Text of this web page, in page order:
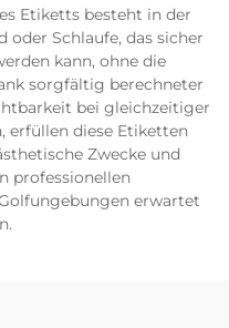
Etiketts besteht in der
oder Schlaufe, das sicher
kann, ohne die
sorgfältig berechneter
bei gleichzeitiger
erfüllen diese Etiketten
Zwecke und
professionellen
erwartet